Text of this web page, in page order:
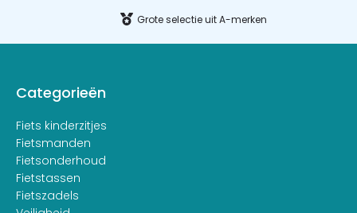
Grote selectie uit A-merken
Categorieën
Fiets kinderzitjes
Fietsmanden
Fietsonderhoud
Fietstassen
Fietszadels